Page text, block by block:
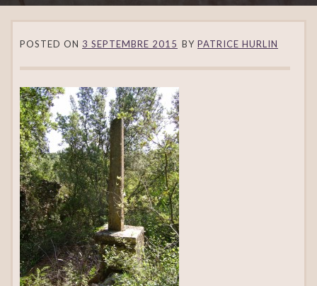
POSTED ON 3 SEPTEMBRE 2015 BY PATRICE HURLIN